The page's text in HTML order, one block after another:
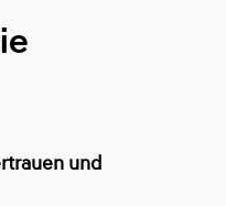
und